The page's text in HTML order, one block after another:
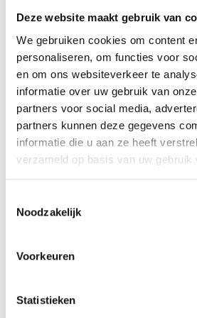
Deze website maakt gebruik van
We gebruiken cookies om content
personaliseren, om functies voor
en om ons websiteverkeer te
informatie over uw gebruik van
partners voor social media,
partners kunnen deze gegevens
informatie die u aan ze heeft
verzameld op basis van uw gebruik
Noodzakelijk
Voorkeuren
Statistieken
Praktische informatie
Datum: zaterdag 21 juni 2025.
Locatie:Utrecht UMC, locatie
Kinderziekenhuis (kWZ) in het
Kindertheater.
Adres:
Lundlaan 6 3584 EA
Aanmelden:
Meld je aan via
Je kunt alleen betalen met een
Stuur dan een mail naar